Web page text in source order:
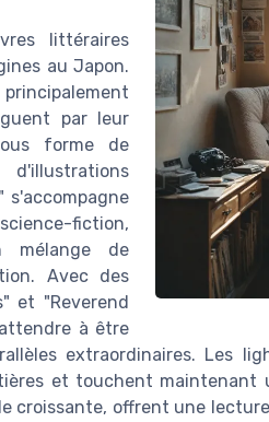
littéraires
au Japon.
par leur
forme de
d'illustrations
fiction,
mélange de
Avec des
et "Reverend
à être
extraordinaires. Les
et touchent maintenant
croissante, offrent une